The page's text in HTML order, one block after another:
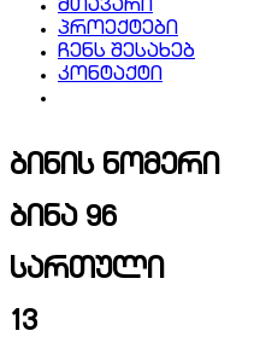
მთავარი
პროექტები
ჩენს შესახებ
კონტაქტი
ბინის ნომერი
ბინა 96
სართული
13